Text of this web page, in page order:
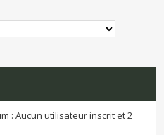
: Aucun utilisateur inscrit et 2